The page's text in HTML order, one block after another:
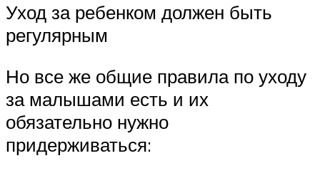
Уход за ребенком должен быть
регулярным
Но все же общие правила по уходу
за малышами есть и их
обязательно нужно
придерживаться: